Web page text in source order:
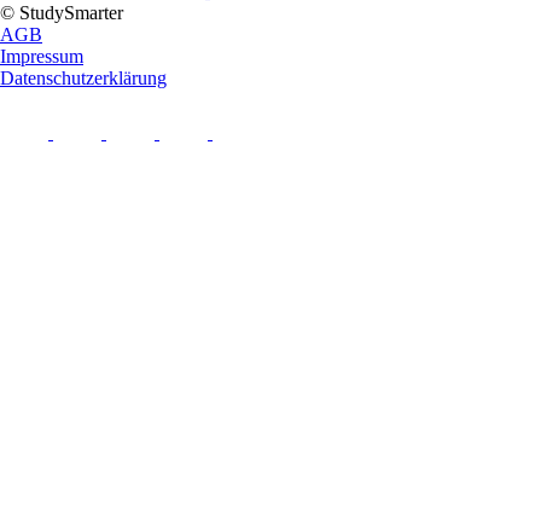
© StudySmarter
AGB
Impressum
Datenschutzerklärung